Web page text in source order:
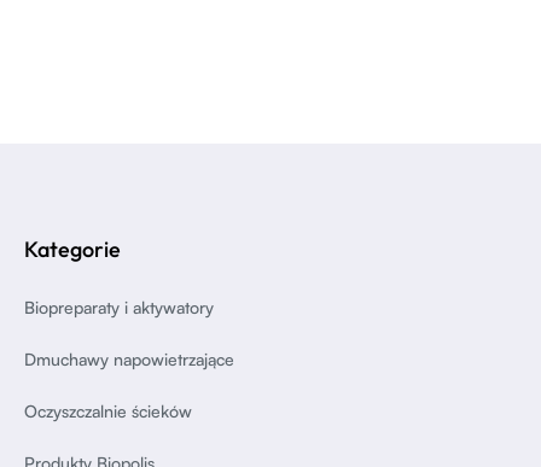
Kategorie
Biopreparaty i aktywatory
Dmuchawy napowietrzające
Oczyszczalnie ścieków
Produkty Biopolis